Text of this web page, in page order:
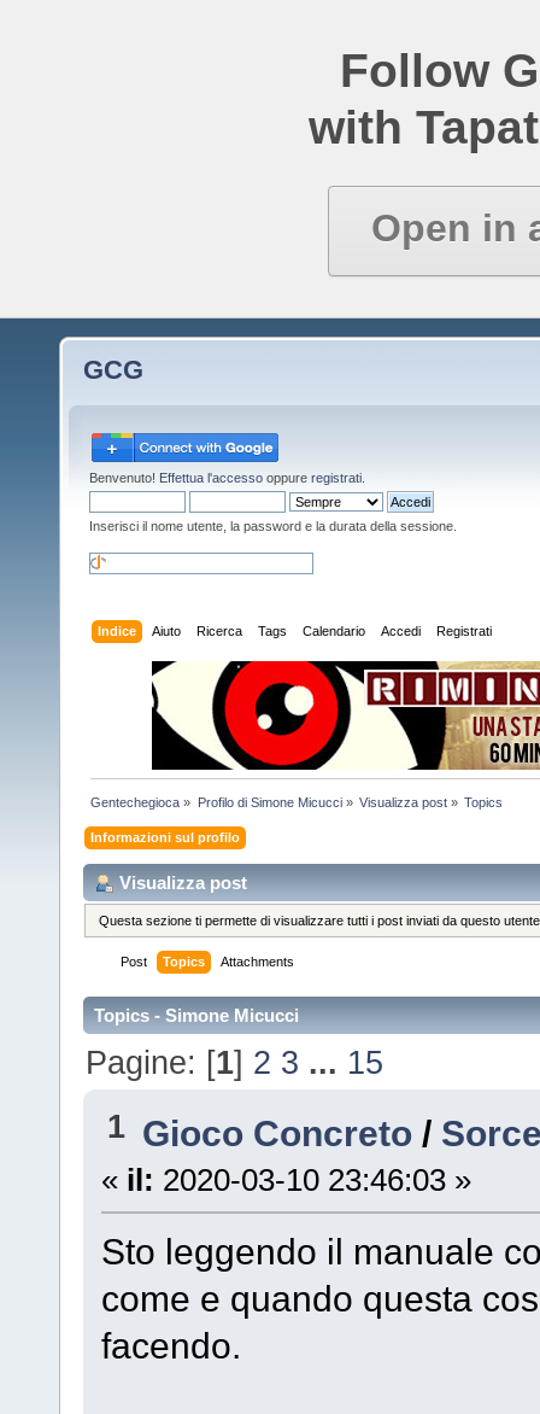
Follow
with
Open in
GCG
Benvenuto! Effettua l'accesso oppure registrati
Inserisci il nome utente, la password e la durata della sessione.
Indice Aiuto Ricerca Tags Calendario Accedi Registrati
Gentechegioca » Profilo di Simone Micucci» Visualizza post» Topics
Informazioni sul profilo
Visualizza post
Questa sezione ti permette di visualizzare tutti i post inviati da questo
Post Topics Attachments
Topics - Simone Micucci
Pagine: [1] 2 3 ... 15
1 Gioco Concreto /
« il: 2020-03-10 23:46:03 »
Sto leggendo il manuale
come e quando questa
facendo.